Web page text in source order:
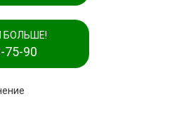
БОЛЬШЕ!
75-90